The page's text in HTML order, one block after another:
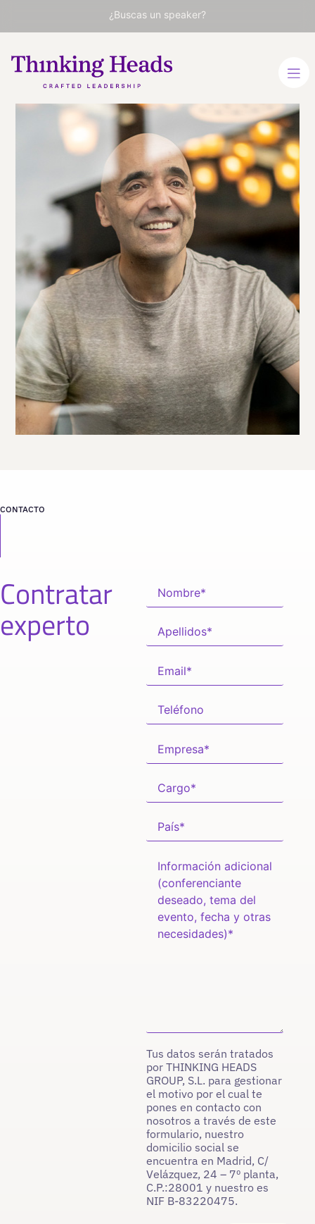
¿Buscas un speaker?
Cipri
Quintas
Visionario del networking y
líder en relaciones
humanas
ESPAÑOL
VER PERFIL
Viaja
desde
ESPAÑA
MADRID
CONTACTO
Contratar
experto
Tus datos serán tratados
por THINKING HEADS
GROUP, S.L. para gestionar
el motivo por el cual te
pones en contacto con
nosotros a través de este
formulario, nuestro
domicilio social se
encuentra en Madrid, C/
Velázquez, 24 – 7º planta,
C.P.:28001 y nuestro es
NIF B-83220475.